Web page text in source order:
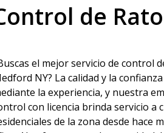
de
el mejor servicio de control
NY? La calidad y la
la experiencia, y nuestra
con licencia brinda servicio a
de la zona desde hace